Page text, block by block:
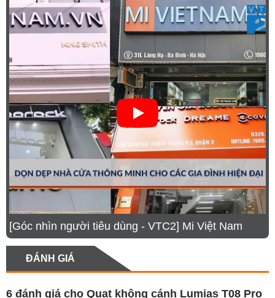
Mục lục
1.Ưu điểm nổi bật trên quạt không cánh Lumias T08 Pro
2.Lọc sạch không khí 360 độ, bảo vệ sức khỏe tối ưu
3.Làm mát mạnh mẽ với góc xoay linh hoạt
4.Động cơ không chổi than êm ái, tiết kiệm năng lượng
An toàn tuyệt đối, phù hợp với mọi gia đình
6. Thông số kĩ thuật sản phẩm
Hình ảnh thực tế sản phẩm
Ưu điểm nổi bật trên quạt không cánh
Lumias T08 Pro
[Góc nhìn người tiêu dùng - VTC2] Mi Việt Nam
ĐÁNH GIÁ
6 đánh giá cho Quạt không cánh Lumias T08 Pro